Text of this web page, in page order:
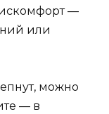
—
или
можно
— в